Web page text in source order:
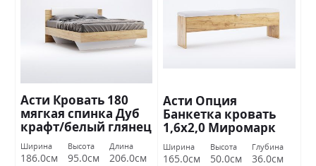
Асти Кровать 180
мягкая спинка Дуб
крафт/белый глянец
Миромарк
Ширина
186.0см
Высота
95.0см
Длина
206.0см
Асти Опция
Банкетка кровать
1,6х2,0 Миромарк
Ширина
165.0см
Высота
50.0см
Глубина
36.0см